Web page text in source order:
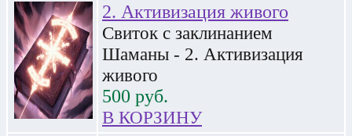
2. Активизация живого
Свиток с заклинанием
Шаманы - 2. Активизация
живого
500 руб.
В КОРЗИНУ